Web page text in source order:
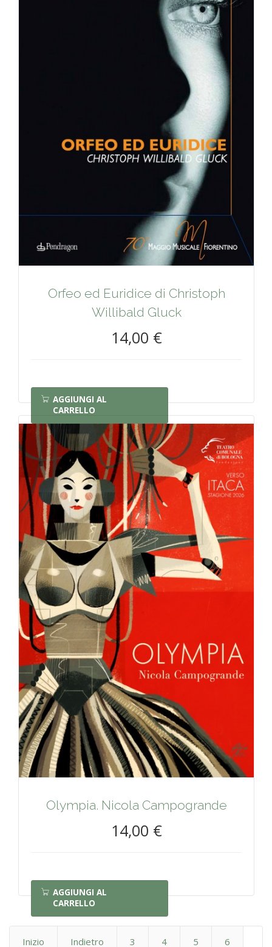
Orfeo ed Euridice di Christoph
Willibald Gluck
14,00 €
AGGIUNGI AL
CARRELLO
Olympia. Nicola Campogrande
14,00 €
AGGIUNGI AL
CARRELLO
Inizio Indietro 3 4 5 6